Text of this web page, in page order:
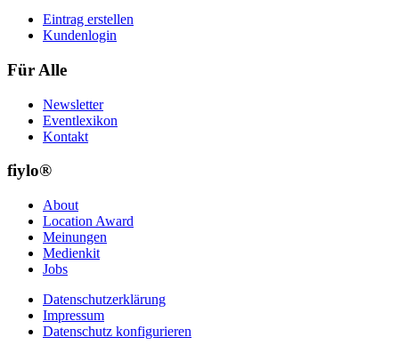
Eintrag erstellen
Kundenlogin
Für Alle
Newsletter
Eventlexikon
Kontakt
fiylo®
About
Location Award
Meinungen
Medienkit
Jobs
Datenschutzerklärung
Impressum
Datenschutz konfigurieren